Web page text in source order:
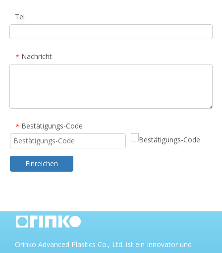
Tel
* Nachricht
* Bestätigungs-Code
Einreichen
Orinko Advanced Plastics Co., Ltd. ist ein Innovator und